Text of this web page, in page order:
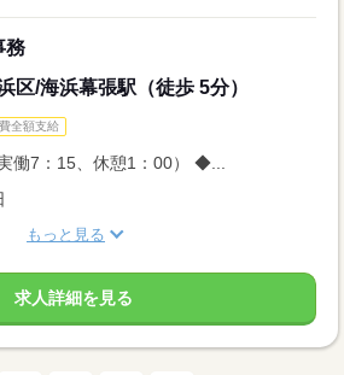
務
区/海浜幕張駅（徒歩 5分）
全額支給
働7：15、休憩1：00） ◆...
もっと見る
求人詳細を見る